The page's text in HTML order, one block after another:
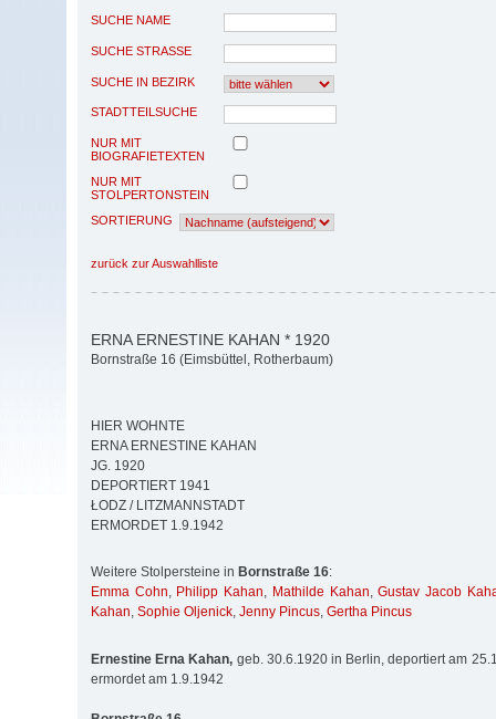
SUCHE NAME
SUCHE STRASSE
SUCHE IN BEZIRK
STADTTEILSUCHE
NUR MIT
BIOGRAFIETEXTEN
NUR MIT
STOLPERTONSTEIN
SORTIERUNG
zurück zur Auswahlliste
ERNA ERNESTINE KAHAN * 1920
Bornstraße 16 (Eimsbüttel, Rotherbaum)
HIER WOHNTE
ERNA ERNESTINE KAHAN
JG. 1920
DEPORTIERT 1941
ŁODZ / LITZMANNSTADT
ERMORDET 1.9.1942
Weitere Stolpersteine in Bornstraße 16:
Emma Cohn, Philipp Kahan, Mathilde Kahan,Gustav Jacob
Kahan, Sophie Oljenick, Jenny Pincus, Gertha Pincus
Ernestine Erna Kahan, geb. 30.6.1920 in Berlin, deportiert am
ermordet am 1.9.1942